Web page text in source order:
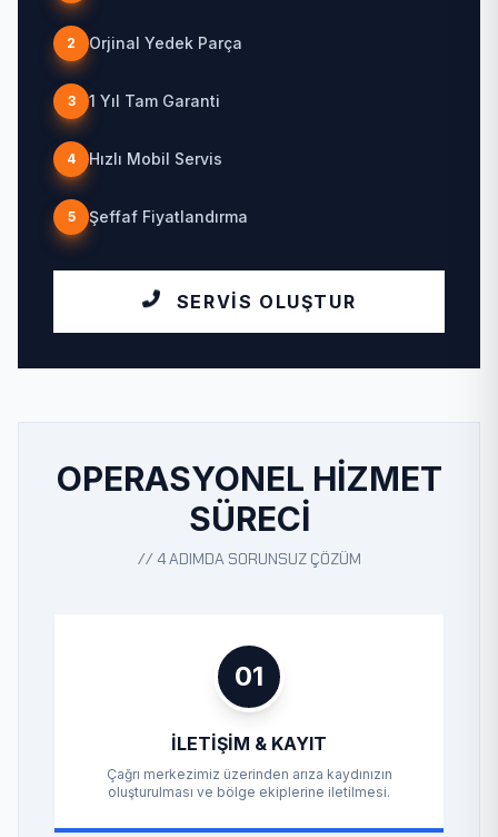
2 Orjinal Yedek Parça
3 1 Yıl Tam Garanti
4 Hızlı Mobil Servis
5 Şeffaf Fiyatlandırma
SERVIS OLUŞTUR
OPERASYONEL HIZMET
SÜRECI
// 4 ADIMDA SORUNSUZ ÇÖZÜM
01
İLETIŞIM & KAYIT
Çağrı merkezimiz üzerinden arıza kaydınızın
oluşturulması ve bölge ekiplerine iletilmesi.